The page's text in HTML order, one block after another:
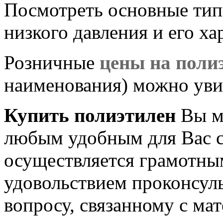
Посмотреть основные
низкого давления и его
Розничные цены на
наименования) можно
Купить полиэтилен Вы
любым удобным для Вас
осуществляется
удовольствием
вопросу, связанному с